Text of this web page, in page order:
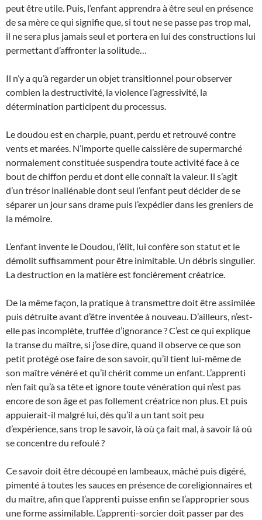
peut être utile. Puis, l’enfant apprendra à être seul en présence
de sa mère ce qui signifie que, si tout ne se passe pas trop mal,
il ne sera plus jamais seul et portera en lui des constructions lui
permettant d’affronter la solitude…
Il n’y a qu’à regarder un objet transitionnel pour observer
combien la destructivité, la violence l’agressivité, la
détermination participent du processus.
Le doudou est en charpie, puant, perdu et retrouvé contre
vents et marées. N’importe quelle caissière de supermarché
normalement constituée suspendra toute activité face à ce
bout de chiffon perdu et dont elle connaît la valeur. Il s’agit
d’un trésor inaliénable dont seul l’enfant peut décider de se
séparer un jour sans drame puis l’expédier dans les greniers de
la mémoire.
L’enfant invente le Doudou, l’élit, lui confère son statut et le
démolit suffisamment pour être inimitable. Un débris singulier.
La destruction en la matière est foncièrement créatrice.
De la même façon, la pratique à transmettre doit être assimilée
puis détruite avant d’être inventée à nouveau. D’ailleurs, n’est-
elle pas incomplète, truffée d’ignorance ? C’est ce qui explique
la transe du maître, si j’ose dire, quand il observe ce que son
petit protégé ose faire de son savoir, qu’il tient lui-même de
son maître vénéré et qu’il chérit comme un enfant. L’apprenti
n’en fait qu’à sa tête et ignore toute vénération qui n’est pas
encore de son âge et pas follement créatrice non plus. Et puis
appuierait-il malgré lui, dès qu’il a un tant soit peu
d’expérience, sans trop le savoir, là où ça fait mal, à savoir là où
se concentre du refoulé ?
Ce savoir doit être découpé en lambeaux, mâché puis digéré,
pimenté à toutes les sauces en présence de coreligionnaires et
du maître, afin que l’apprenti puisse enfin se l’approprier sous
une forme assimilable. L’apprenti-sorcier doit passer par des